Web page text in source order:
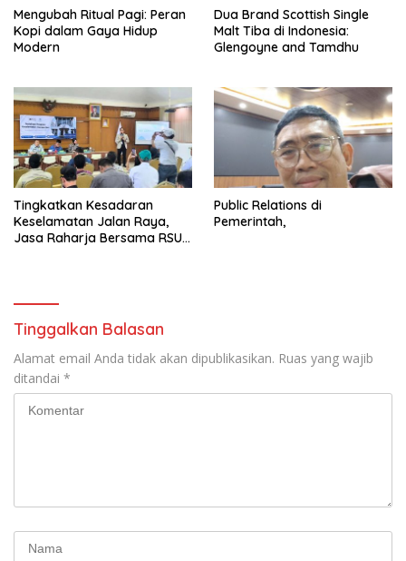
Mengubah Ritual Pagi: Peran
Kopi dalam Gaya Hidup
Modern
Dua Brand Scottish Single
Malt Tiba di Indonesia:
Glengoyne and Tamdhu
Tingkatkan Kesadaran
Keselamatan Jalan Raya,
Jasa Raharja Bersama RSU
Public Relations di
Pemerintah,
Tinggalkan Balasan
Alamat email Anda tidak akan dipublikasikan. Ruas yang wajib
ditandai *